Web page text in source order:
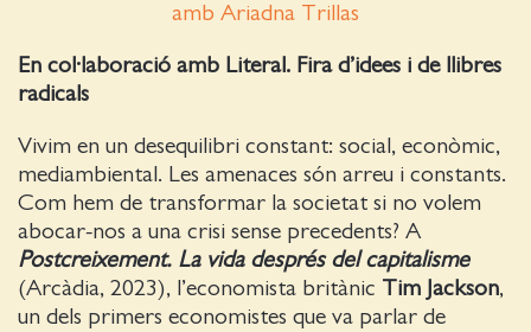
amb Ariadna Trillas
En col·laboració amb Literal. Fira d’idees i de llibres
radicals
Vivim en un desequilibri constant: social, econòmic,
mediambiental. Les amenaces són arreu i constants.
Com hem de transformar la societat si no volem
abocar-nos a una crisi sense precedents? A
Postcreixement. La vida després del capitalisme
(Arcàdia, 2023), l’economista britànic Tim Jackson,
un dels primers economistes que va parlar de